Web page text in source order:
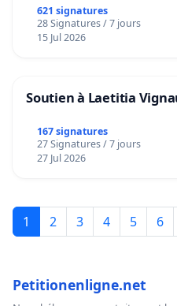
621 signatures
28 Signatures / 7 jours
15 Jul 2026
Soutien à Laetitia
167 signatures
27 Signatures / 7 jours
27 Jul 2026
1 2 3 4 5 6
Petitionenligne.net